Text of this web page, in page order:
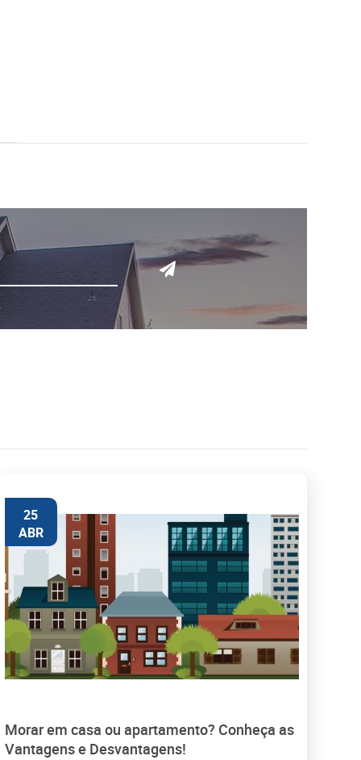
25
ABR
Morar em casa ou apartamento? Conheça as
Vantagens e Desvantagens!